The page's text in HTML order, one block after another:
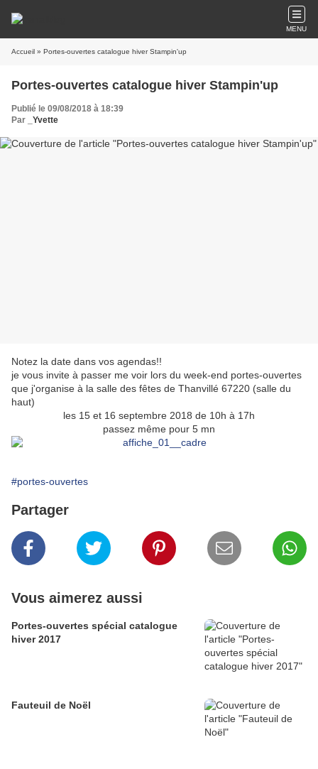
MENU
Accueil » Portes-ouvertes catalogue hiver Stampin'up
Portes-ouvertes catalogue hiver Stampin'up
Publié le 09/08/2018 à 18:39
Par
_Yvette
Notez la date dans vos agendas!!
je vous invite à passer me voir lors du week-end portes-ouvertes
que j'organise à la salle des fêtes de Thanvillé 67220 (salle du
haut)
les 15 et 16 septembre 2018 de 10h à 17h
passez même pour 5 mn
#portes-ouvertes
Partager
Vous aimerez aussi
Portes-ouvertes spécial catalogue
hiver 2017
Fauteuil de Noël